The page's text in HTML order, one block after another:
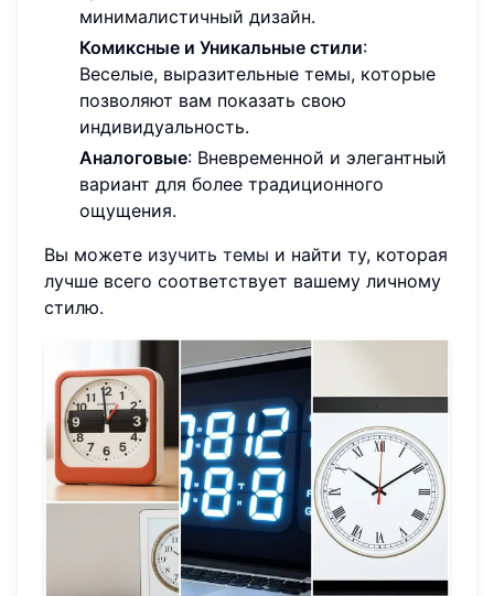
минималистичный дизайн.
Комиксные и Уникальные стили:
Веселые, выразительные темы, которые
позволяют вам показать свою
индивидуальность.
Аналоговые: Вневременной и элегантный
вариант для более традиционного
ощущения.
Вы можете изучить темы и найти ту, которая
лучше всего соответствует вашему личному
стилю.